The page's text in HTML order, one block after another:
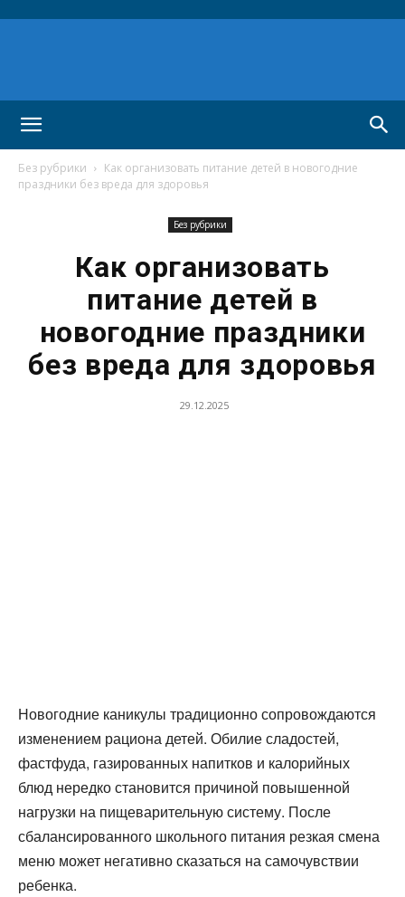
Без рубрики
Как организовать питание детей в новогодние
праздники без вреда для здоровья
Без рубрики
Как организовать
питание детей в
новогодние праздники
без вреда для здоровья
29.12.2025
Новогодние каникулы традиционно сопровождаются
изменением рациона детей. Обилие сладостей,
фастфуда, газированных напитков и калорийных
блюд нередко становится причиной повышенной
нагрузки на пищеварительную систему. После
сбалансированного школьного питания резкая смена
меню может негативно сказаться на самочувствии
ребенка.